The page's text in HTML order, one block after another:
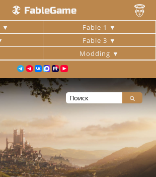
FableGame
Fable 1
Fable 3
Modding